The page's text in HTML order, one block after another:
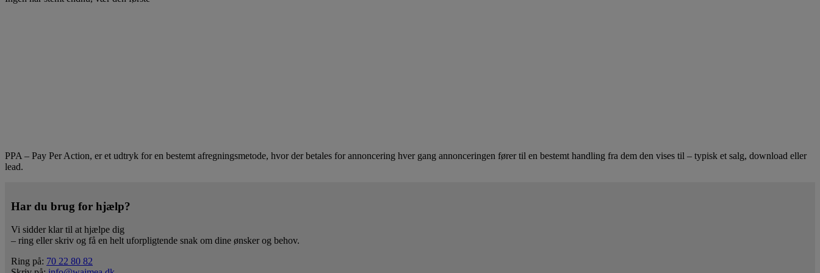
PPA – Pay Per Action, er et udtryk for en bestemt afregningsmetode, hvor der betales for annoncering hver gang annonceringen fører til en bestemt handling fra dem den vises til – typisk et salg, download eller
lead.
Har du brug for hjælp?
Vi sidder klar til at hjælpe dig
– ring eller skriv og få en helt uforpligtende snak om dine ønsker og behov.
Ring på: 70 22 80 82